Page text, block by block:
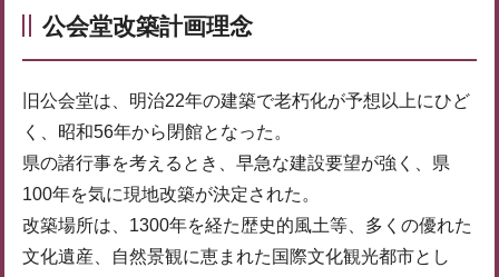
公会堂改築計画理念
旧公会堂は、明治22年の建築で老朽化が予想以上にひど
く、昭和56年から閉館となった。
県の諸行事を考えるとき、早急な建設要望が強く、県
100年を気に現地改築が決定された。
改築場所は、1300年を経た歴史的風土等、多くの優れた
文化遺産、自然景観に恵まれた国際文化観光都市とし